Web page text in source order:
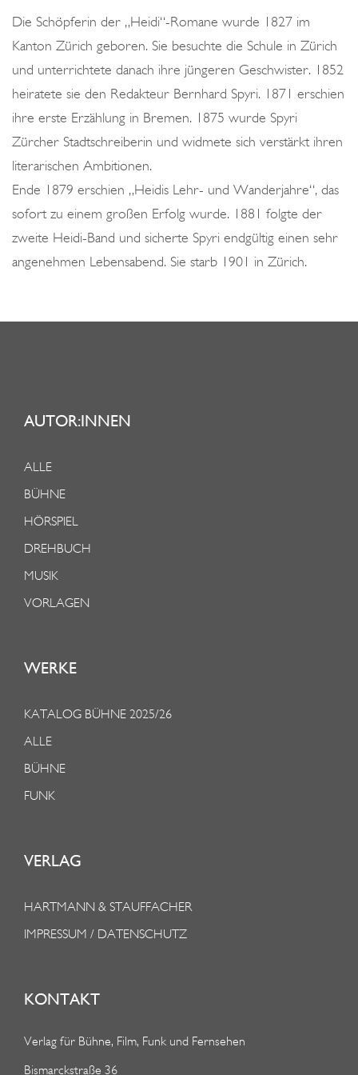
Die Schöpferin der „Heidi“-Romane wurde 1827 im
Kanton Zürich geboren. Sie besuchte die Schule in Zürich
und unterrichtete danach ihre jüngeren Geschwister. 1852
heiratete sie den Redakteur Bernhard Spyri. 1871 erschien
ihre erste Erzählung in Bremen. 1875 wurde Spyri
Zürcher Stadtschreiberin und widmete sich verstärkt ihren
literarischen Ambitionen.
Ende 1879 erschien „Heidis Lehr- und Wanderjahre“, das
sofort zu einem großen Erfolg wurde. 1881 folgte der
zweite Heidi-Band und sicherte Spyri endgültig einen sehr
angenehmen Lebensabend. Sie starb 1901 in Zürich.
AUTOR:INNEN
ALLE
BÜHNE
HÖRSPIEL
DREHBUCH
MUSIK
VORLAGEN
WERKE
KATALOG BÜHNE 2025/26
ALLE
BÜHNE
FUNK
VERLAG
HARTMANN & STAUFFACHER
IMPRESSUM / DATENSCHUTZ
KONTAKT
Verlag für Bühne, Film, Funk und Fernsehen
Bismarckstraße 36